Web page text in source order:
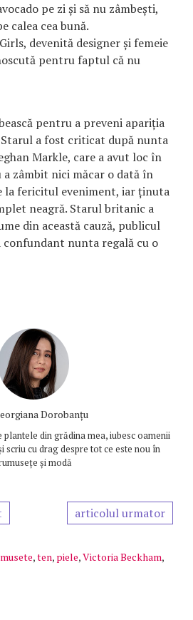
pe zi și să nu zâmbești,
calea cea bună.
devenită designer și femeie
pentru faptul că nu
pentru a preveni apariția
a fost criticat după nunta
Markle, care a avut loc în
zâmbit nici măcar o dată în
la fericitul eveniment, iar ținuta
neagră. Starul britanic a
din această cauză, publicul
confundant nunta regală cu o
Dorobanțu
din grădina mea, iubesc oamenii
scriu cu drag despre tot ce este nou în
și modă
articolul urmator
,ten, piele,Victoria Beckham,